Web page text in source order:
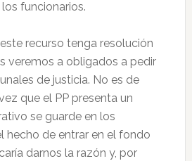
funcionarios.
recurso tenga resolución
veremos a obligados a pedir
de justicia. No es de
que el PP presenta un
se guarde en los
hecho de entrar en el fondo
darnos la razón y, por